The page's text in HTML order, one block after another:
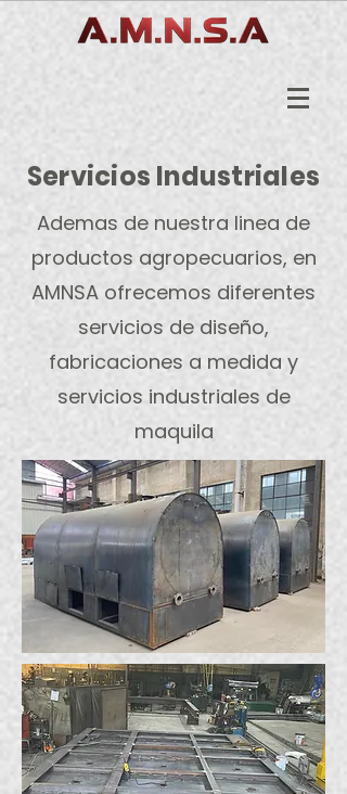
Servicios Industriales
Ademas de nuestra linea de
productos agropecuarios, en
AMNSA ofrecemos diferentes
servicios de diseño,
fabricaciones a medida y
servicios industriales de
maquila